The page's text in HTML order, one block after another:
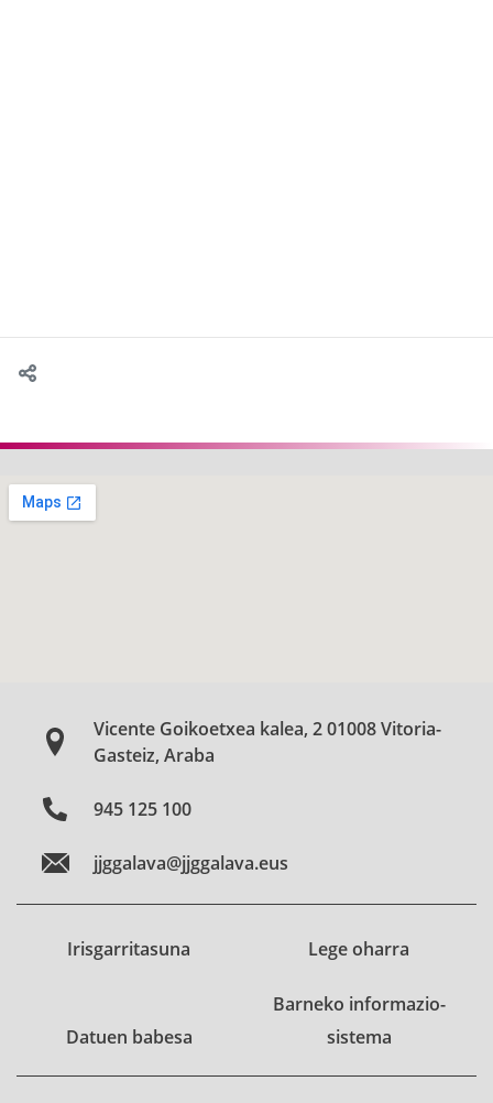
Vicente Goikoetxea kalea, 2 01008 Vitoria-
Gasteiz, Araba
945 125 100
jjggalava@jjggalava.eus
Irisgarritasuna Lege oharra
Datuen babesa
Barneko informazio-
sistema